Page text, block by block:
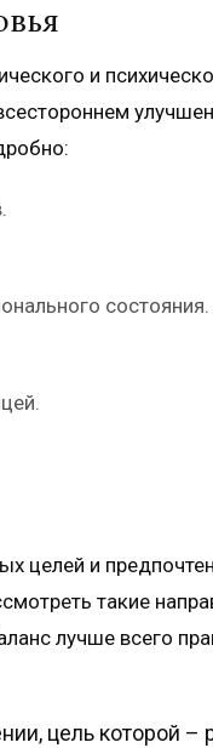
и
состояния.
целей и
такие
лучше всего
цель которой –